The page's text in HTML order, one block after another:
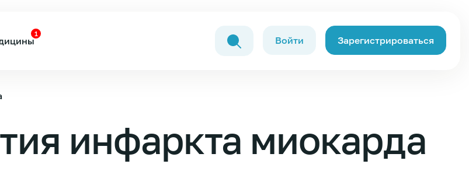
1
Войти Зарегистрироваться
инфаркта миокарда